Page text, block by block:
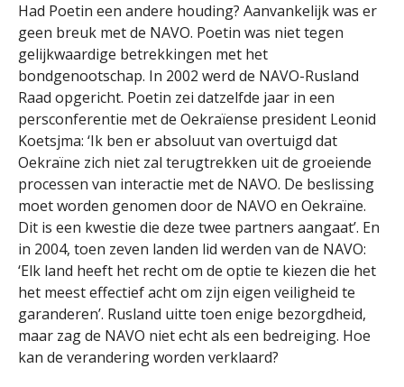
Had Poetin een andere houding? Aanvankelijk was er
geen breuk met de NAVO. Poetin was niet tegen
gelijkwaardige betrekkingen met het
bondgenootschap. In 2002 werd de NAVO-Rusland
Raad opgericht. Poetin zei datzelfde jaar in een
persconferentie met de Oekraïense president Leonid
Koetsjma: ‘Ik ben er absoluut van overtuigd dat
Oekraïne zich niet zal terugtrekken uit de groeiende
processen van interactie met de NAVO. De beslissing
moet worden genomen door de NAVO en Oekraïne.
Dit is een kwestie die deze twee partners aangaat’. En
in 2004, toen zeven landen lid werden van de NAVO:
‘Elk land heeft het recht om de optie te kiezen die het
het meest effectief acht om zijn eigen veiligheid te
garanderen’. Rusland uitte toen enige bezorgdheid,
maar zag de NAVO niet echt als een bedreiging. Hoe
kan de verandering worden verklaard?